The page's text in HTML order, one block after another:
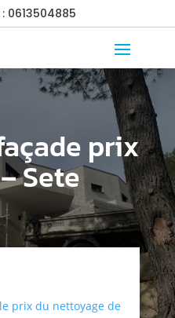
0613504885
prix
Sete
prix du nettoyage de